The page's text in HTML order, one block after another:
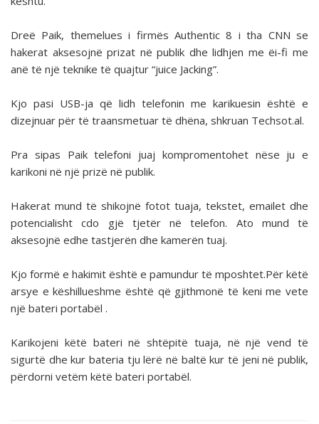
Dreë Paik, themelues i firmës Authentic 8 i tha CNN se
hakerat aksesojnë prizat në publik dhe lidhjen me ëi-fi me
anë të një teknike të quajtur “juice Jacking”.
Kjo pasi USB-ja që lidh telefonin me karikuesin është e
dizejnuar për të traansmetuar të dhëna, shkruan Techsot.al.
Pra sipas Paik telefoni juaj kompromentohet nëse ju e
karikoni në një prizë në publik.
Hakerat mund të shikojnë fotot tuaja, tekstet, emailet dhe
potencialisht cdo gjë tjetër në telefon. Ato mund të
aksesojnë edhe tastjerën dhe kamerën tuaj.
Kjo formë e hakimit është e pamundur të mposhtet.Për këtë
arsye e këshillueshme është që gjithmonë të keni me vete
një bateri portabël .
Karikojeni këtë bateri në shtëpitë tuaja, në një vend të
sigurtë dhe kur bateria tju lërë në baltë kur të jeni në publik,
përdorni vetëm këtë bateri portabël.